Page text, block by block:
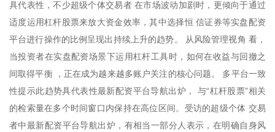
具代表性，不少超级个体交易者 在市场波动加剧时，更倾向于通过
适度运用杠杆股票来放大资金效率，其中选择恒 信证券等实盘配资
平台进行操作的比例呈现出持续上升的趋势。 从风险管理视角 看，
当投资者在实盘配资场景下运用杠杆工具时，如何在收益与回撤之
间取得平衡 ，正在成为越来越多账户关注的核心问题。 多平台一致
性提示此趋势具代表性最新配资平台导航出炉， 与“杠杆股票”相关
的检索量在多个时间窗口内保持在高位区间。受访的超级个体 交易
者中最新配资平台导航出炉，有相当一部分人表示，在明确自身风